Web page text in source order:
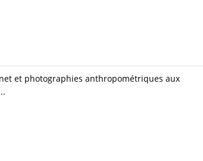
et photographies anthropométriques aux